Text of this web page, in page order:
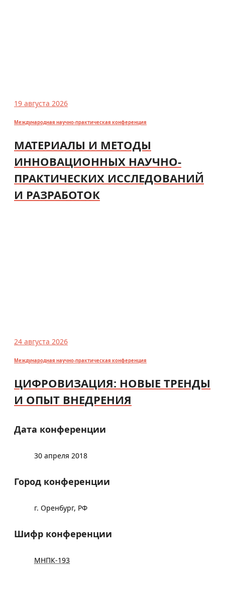
19 августа 2026
Международная научно-практическая конференция
МАТЕРИАЛЫ И МЕТОДЫ
ИННОВАЦИОННЫХ НАУЧНО-
ПРАКТИЧЕСКИХ ИССЛЕДОВАНИЙ
И РАЗРАБОТОК
24 августа 2026
Международная научно-практическая конференция
ЦИФРОВИЗАЦИЯ: НОВЫЕ ТРЕНДЫ
И ОПЫТ ВНЕДРЕНИЯ
Дата конференции
30 апреля 2018
Город конференции
г. Оренбург, РФ
Шифр конференции
МНПК-193